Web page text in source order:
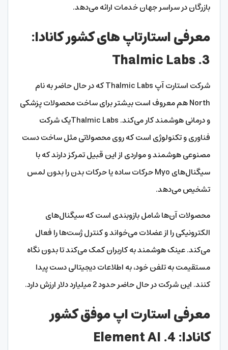
بازرگان در سراسر جهان خدمات ارائه می‌دهد.
معرفی استارتاپ های کشور کانادا:
3. Thalmic Labs
شرکت استارت آپ Thalmic Labs که در حال حاضر به نام
North هم معروف است بیشتر برای ساخت محصولات پزشکی
و درمانی هوشمند کار می‌کند. Thalmic Labsیک شرکت
فناوری و تکنولوژی است که روی محصولاتی مثل ساخت دست
مصنوعی هوشمند و مواردی از این قبیل تمرکز دارند که با
سیگنال‌های Myo حرکات ساده یا حرکات بدن را بدون لمس
تشخیص می‌دهد.
محصولات آن‌ها شامل بازوبندی است که سیگنال‌های
الکترونیکی را از عضلات می‌خواند و کنترل ژست‌ها را فعال
می‌کند. عینک هوشمند به کاربران کمک می‌کند تا بدون نگاه
مستقیمت به تلفن خود، به اطلاعات دیجیتالی دست پیدا
کنند. این شرکت در حال حاضر حدود 2 میلیارد دلار ارزش دارد.
معرفی استارت اپ موفق کشور
کانادا: 4. Element AI